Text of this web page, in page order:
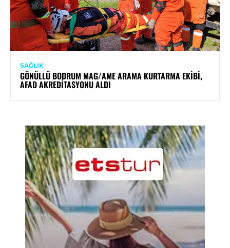
SAĞLIK
GÖNÜLLÜ BODRUM MAG/AME ARAMA KURTARMA EKIBI,
AFAD AKREDITASYONU ALDI